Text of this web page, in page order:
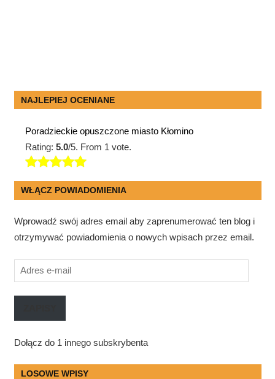
NAJLEPIEJ OCENIANE
Poradzieckie opuszczone miasto Kłomino
Rating:5.0/5. From 1 vote.
WŁĄCZ POWIADOMIENIA
Wprowadź swój adres email aby zaprenumerować ten blog i
otrzymywać powiadomienia o nowych wpisach przez email.
Adres
e-
mail
Dołącz do 1 innego subskrybenta
LOSOWE WPISY